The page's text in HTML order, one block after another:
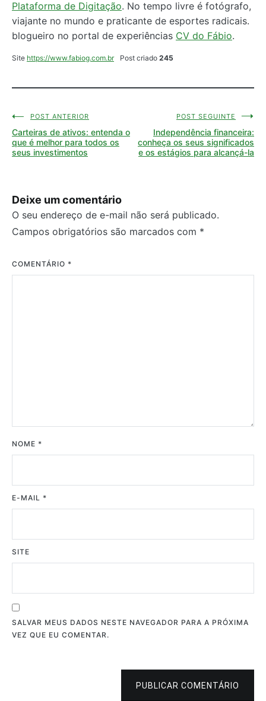
Plataforma de Digitação. No tempo livre é fotógrafo,
viajante no mundo e praticante de esportes radicais.
blogueiro no portal de experiências CV do Fábio.
Site https://www.fabiog.com.br Post criado 245
Navegação
de
POST ANTERIOR
Carteiras de ativos: entenda o
que é melhor para todos os
seus investimentos
POST SEGUINTE
Independência financeira:
conheça os seus significados
e os estágios para alcançá-la
Deixe um comentário
O seu endereço de e-mail não será publicado.
Campos obrigatórios são marcados com *
COMENTÁRIO *
NOME *
E-MAIL *
SITE
SALVAR MEUS DADOS NESTE NAVEGADOR PARA A PRÓXIMA
VEZ QUE EU COMENTAR.
PUBLICAR COMENTÁRIO